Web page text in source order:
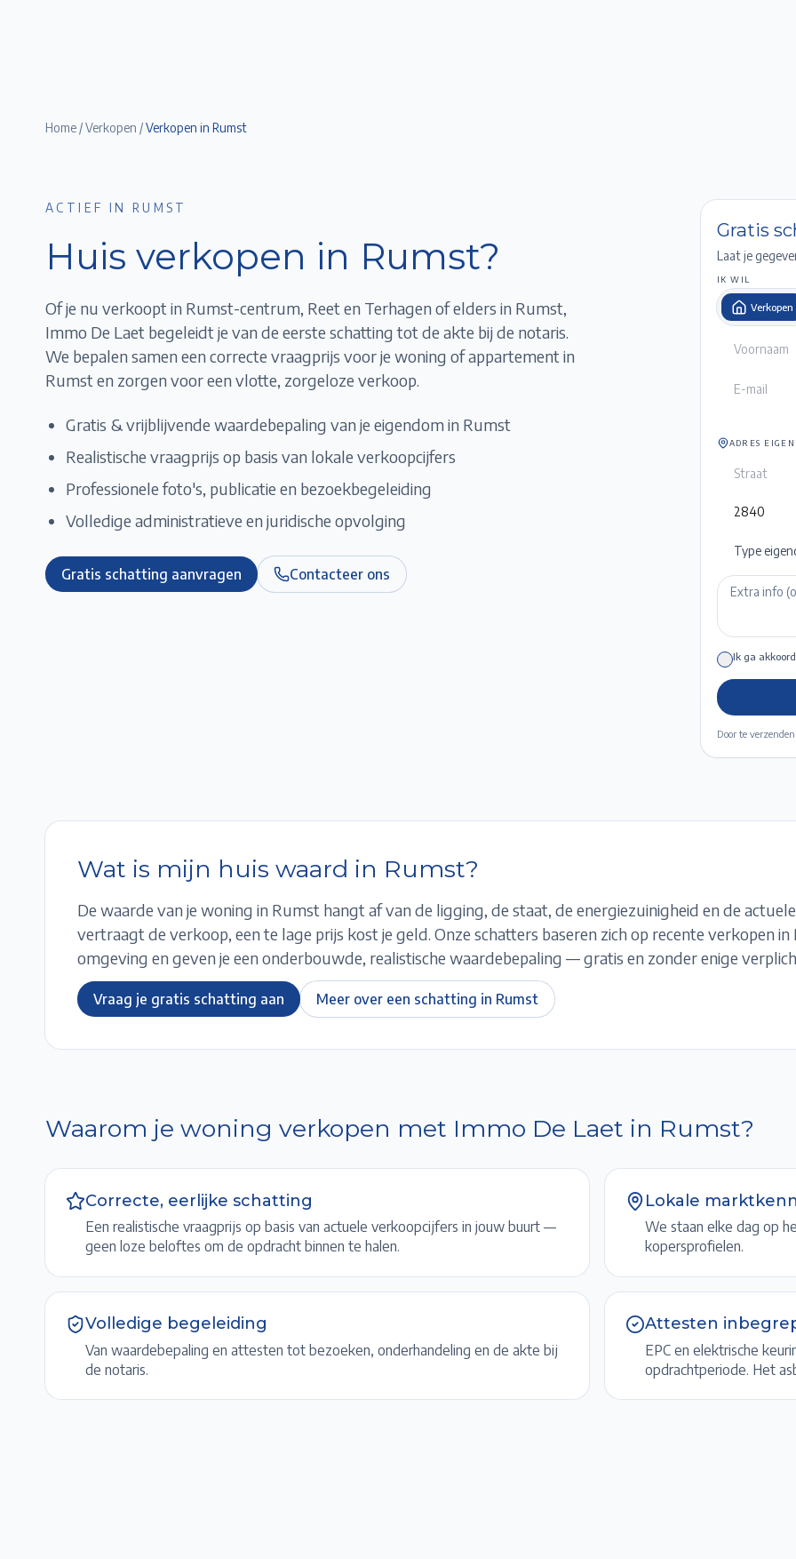
Home /Verkopen /Verkopen in Rumst
ACTIEF IN RUMST
Huis verkopen in Rumst?
Of je nu verkoopt in Rumst-centrum, Reet en Terhagen of elders in Rumst,
Immo De Laet begeleidt je van de eerste schatting tot de akte bij de notaris.
We bepalen samen een correcte vraagprijs voor je woning of appartement in
Rumst en zorgen voor een vlotte, zorgeloze verkoop.
Gratis & vrijblijvende waardebepaling van je eigendom in Rumst
Realistische vraagprijs op basis van lokale verkoopcijfers
Professionele foto's, publicatie en bezoekbegeleiding
Volledige administratieve en juridische opvolging
Gratis schatting aanvragen Contacteer ons
Gratis
Laat je
IK WIL
Verkopen
ADRES
Type
Ik ga
Door te
Wat is mijn huis waard in Rumst?
De waarde van je woning in Rumst hangt af van de ligging, de staat, de energiezuinigheid en de
vertraagt de verkoop, een te lage prijs kost je geld. Onze schatters baseren zich op recente verkopen in
omgeving en geven je een onderbouwde, realistische waardebepaling — gratis en zonder enige
Vraag je gratis schatting aan Meer over een schatting in Rumst
Waarom je woning verkopen met Immo De Laet in Rumst?
Correcte, eerlijke schatting
Een realistische vraagprijs op basis van actuele verkoopcijfers in jouw buurt —
geen loze beloftes om de opdracht binnen te halen.
Lokale
We staan elke dag op
kopersprofielen.
Volledige begeleiding
Van waardebepaling en attesten tot bezoeken, onderhandeling en de akte bij
de notaris.
Attesten
EPC en elektrische
opdrachtperiode. Het